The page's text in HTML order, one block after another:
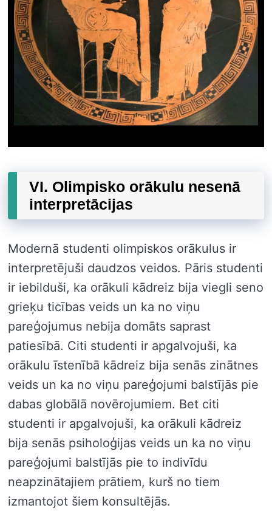
VI. Olimpisko orākulu nesenā
interpretācijas
Modernā studenti olimpiskos orākulus ir
interpretējuši daudzos veidos. Pāris studenti
ir iebilduši, ka orākuli kādreiz bija viegli seno
grieķu ticības veids un ka no viņu
pareģojumus nebija domāts saprast
patiesībā. Citi studenti ir apgalvojuši, ka
orākulu īstenībā kādreiz bija senās zinātnes
veids un ka no viņu pareģojumi balstījās pie
dabas globālā novērojumiem. Bet citi
studenti ir apgalvojuši, ka orākuli kādreiz
bija senās psiholoģijas veids un ka no viņu
pareģojumi balstījās pie to indivīdu
neapzinātajiem prātiem, kurš no tiem
izmantojot šiem konsultējās.